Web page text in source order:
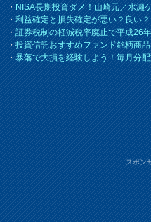
・NISA長期投資ダメ！山崎元／水瀬
・利益確定と損失確定が悪い？良い？
・証券税制の軽減税率廃止で平成26
・投資信託おすすめファンド銘柄商
・暴落で大損を経験しよう！毎月分
スポン